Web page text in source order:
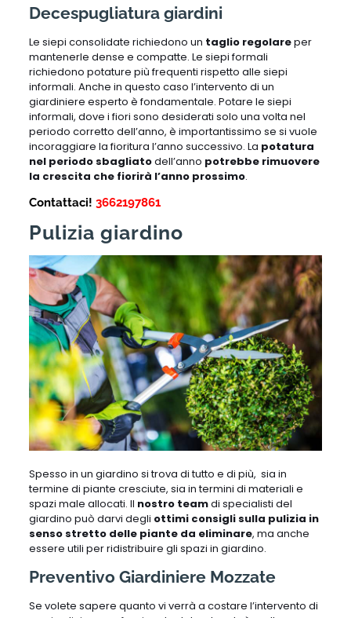
Decespugliatura giardini
Le siepi consolidate richiedono un taglio regolareper
mantenerle dense e compatte. Le siepi formali
richiedono potature più frequenti rispetto alle siepi
informali. Anche in questo caso l’intervento di un
giardiniere esperto è fondamentale. Potare le siepi
informali, dove i fiori sono desiderati solo una volta nel
periodo corretto dell’anno, è importantissimo se si vuole
incoraggiare la fioritura l’anno successivo. La potatura
nel periodo sbagliatodell’anno potrebbe rimuovere
la crescita che fiorirà l’anno prossimo.
Contattaci! 3662197861
Pulizia giardino
Spesso in un giardino si trova di tutto e di più, sia in
termine di piante cresciute, sia in termini di materiali e
spazi male allocati. Il nostro teamdi specialisti del
giardino può darvi degli ottimi consigli sulla pulizia in
senso stretto delle piante da eliminare, ma anche
essere utili per ridistribuire gli spazi in giardino.
Preventivo Giardiniere Mozzate
Se volete sapere quanto vi verrà a costare l’intervento di